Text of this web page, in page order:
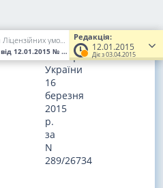
Редакція:
12.01.2015
Діє з 03.04.2015
Про затвердження Ліцензійних умов провадження господарської діяльності з постачання природного газу, газу (метану) вугільних родовищ за регульованим тарифом
від 12.01.2015 № 9 (Увага! Попередня
в
Міністерстві
юстиції
України
16
березня
2015
р.
за
N
289/26734